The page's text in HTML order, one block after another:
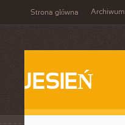
Strona główna Archiwum
JESIEŃ